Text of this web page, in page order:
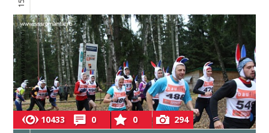
10433 0 0 294